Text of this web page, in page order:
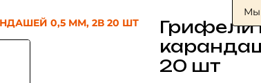
0,5 ММ, 2В 20 ШТ
Грифели
20 шт
Мы